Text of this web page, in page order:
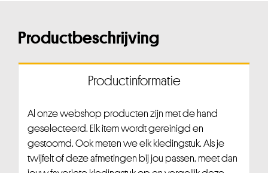
Productbeschrijving
Productinformatie
Al onze webshop producten zijn met de hand
geselecteerd. Elk item wordt gereinigd en
gestoomd. Ook meten we elk kledingstuk. Als je
twijfelt of deze afmetingen bij jou passen, meet dan